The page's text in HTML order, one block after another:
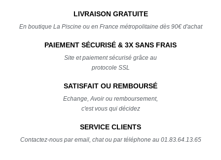
LIVRAISON GRATUITE
En boutique La Piscine ou en France métropolitaine dès 90€ d'achat
PAIEMENT SÉCURISÉ & 3X SANS FRAIS
Site et paiement sécurisé grâce au
protocole SSL
SATISFAIT OU REMBOURSÉ
Echange, Avoir ou remboursement,
c'est vous qui décidez
SERVICE CLIENTS
Contactez-nous par email, chat ou par téléphone au 01.83.64.13.65